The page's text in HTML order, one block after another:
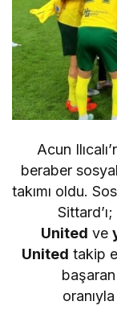
Acun
beraber
takımı oldu.
Sittard’ı;
United ve
United takip
başaran
oranıyla